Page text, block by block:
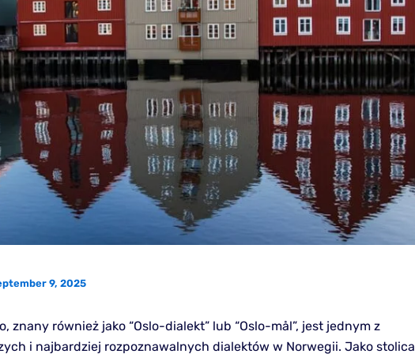
9, 2025
znany również jako “Oslo-dialekt” lub “Oslo-mål”, jest jednym z
i najbardziej rozpoznawalnych dialektów w Norwegii. Jako stolica